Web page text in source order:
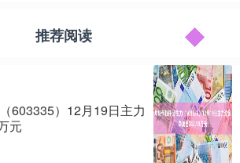
推荐阅读
603335）12月19日主力
元